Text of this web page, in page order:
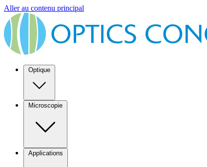
Aller au contenu principal
Optique
Microscopie
Applications